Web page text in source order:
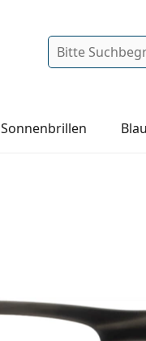
Suche
Sonnenbrillen